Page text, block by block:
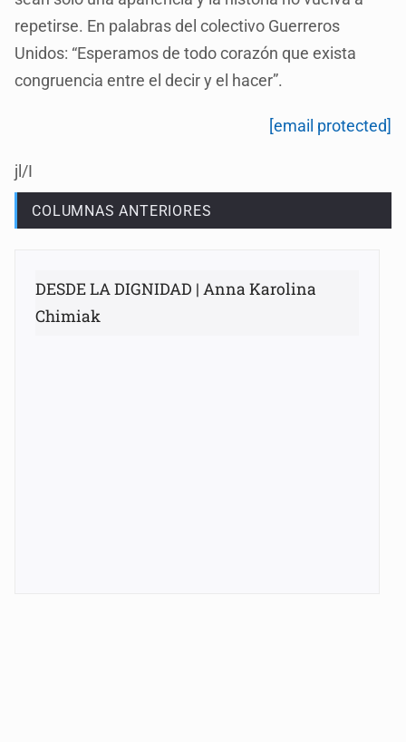
repetirse. En palabras del colectivo Guerreros
Unidos: “Esperamos de todo corazón que exista
congruencia entre el decir y el hacer”.
[email protected]
jl/I
COLUMNAS ANTERIORES
DESDE LA DIGNIDAD | Anna Karolina
Chimiak